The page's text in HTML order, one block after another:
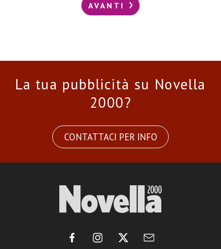
AVANTI
La tua pubblicità su Novella
2000?
CONTATTACI PER INFO